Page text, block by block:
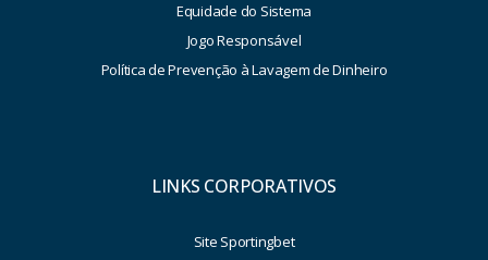
Equidade do Sistema
Jogo Responsável
Política de Prevenção à Lavagem de Dinheiro
LINKS CORPORATIVOS
Site Sportingbet